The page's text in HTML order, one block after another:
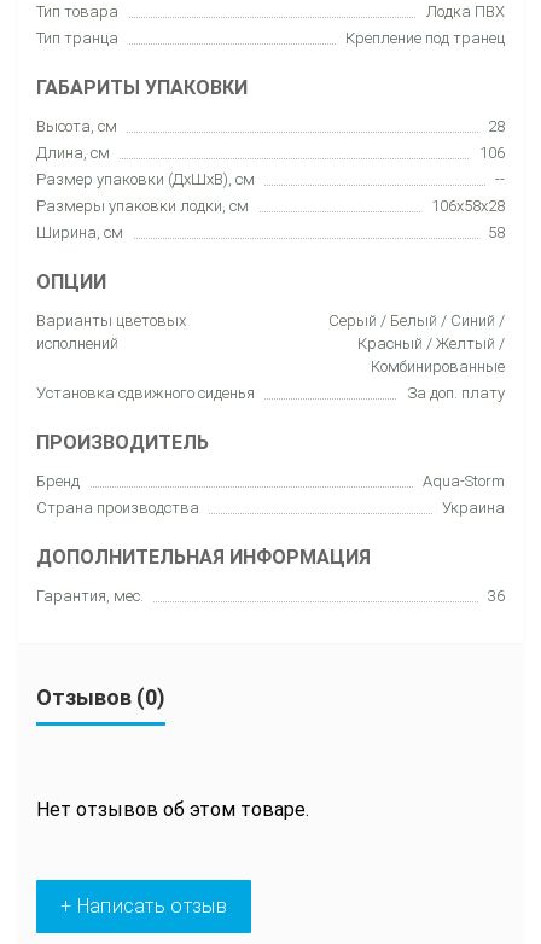
Тип товара
Лодка ПВХ
Тип транца
Крепление под транец
ГАБАРИТЫ УПАКОВКИ
Высота, см
28
Длина, см
106
Размер упаковки (ДхШхВ), см
--
Размеры упаковки лодки, см
106x58x28
Ширина, см
58
ОПЦИИ
Варианты цветовых
исполнений
Серый / Белый / Синий /
Красный / Желтый /
Комбинированные
Установка сдвижного сиденья
За доп. плату
ПРОИЗВОДИТЕЛЬ
Бренд
Aqua-Storm
Страна производства
Украина
ДОПОЛНИТЕЛЬНАЯ ИНФОРМАЦИЯ
Гарантия, мес. 36
Отзывов (0)
Нет отзывов об этом товаре.
+ Написать отзыв